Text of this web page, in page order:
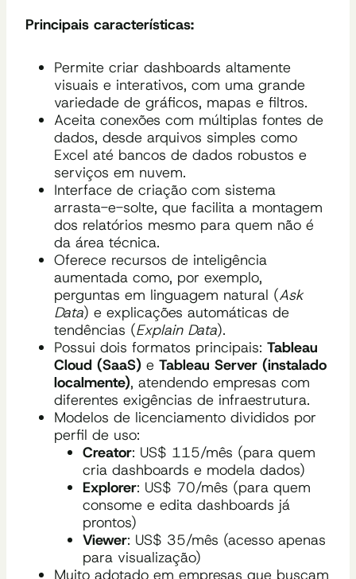
Principais características:
Permite criar dashboards altamente
visuais e interativos, com uma grande
variedade de gráficos, mapas e filtros.
Aceita conexões com múltiplas fontes de
dados, desde arquivos simples como
Excel até bancos de dados robustos e
serviços em nuvem.
Interface de criação com sistema
arrasta-e-solte, que facilita a montagem
dos relatórios mesmo para quem não é
da área técnica.
Oferece recursos de inteligência
aumentada como, por exemplo,
perguntas em linguagem natural (Ask
Data) e explicações automáticas de
tendências (Explain Data).
Possui dois formatos principais: Tableau
Cloud (SaaS) e Tableau Server (instalado
localmente), atendendo empresas com
diferentes exigências de infraestrutura.
Modelos de licenciamento divididos por
perfil de uso:
Creator: US$ 115/mês (para quem
cria dashboards e modela dados)
Explorer: US$ 70/mês (para quem
consome e edita dashboards já
prontos)
Viewer: US$ 35/mês (acesso apenas
para visualização)
Muito adotado em empresas que buscam